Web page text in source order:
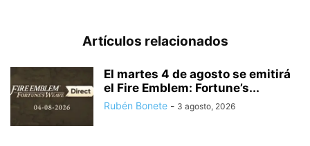
Artículos relacionados
El martes 4 de agosto se emitirá
el Fire Emblem: Fortune’s...
Rubén Bonete - 3 agosto, 2026